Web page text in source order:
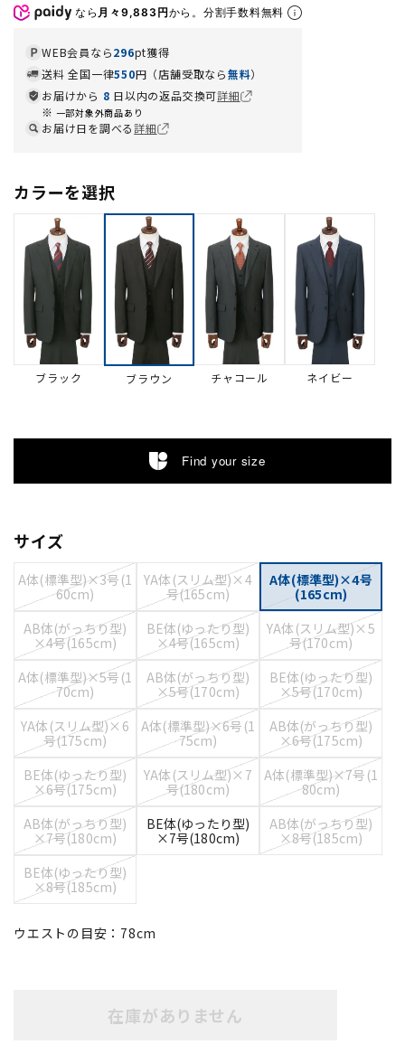
なら 月々9,883円から。分割手数料無料
WEB会員なら296pt獲得
送料 全国一律550円（店舗受取なら無料）
お届けから 8 日以内の返品交換可詳細
一部対象外商品あり
お届け日を調べる詳細
カラーを選択
ブラック ブラウン チャコール ネイビー
Find your size
サイズ
A体(標準型)×3号(1
60cm)
YA体(スリム型)×4
号(165cm)
A体(標準型)×4号
(165cm)
AB体(がっちり型)
×4号(165cm)
BE体(ゆったり型)
×4号(165cm)
YA体(スリム型)×5
号(170cm)
A体(標準型)×5号(1
70cm)
AB体(がっちり型)
×5号(170cm)
BE体(ゆったり型)
×5号(170cm)
YA体(スリム型)×6
号(175cm)
A体(標準型)×6号(1
75cm)
AB体(がっちり型)
×6号(175cm)
BE体(ゆったり型)
×6号(175cm)
YA体(スリム型)×7
号(180cm)
A体(標準型)×7号(1
80cm)
AB体(がっちり型)
×7号(180cm)
BE体(ゆったり型)
×7号(180cm)
AB体(がっちり型)
×8号(185cm)
BE体(ゆったり型)
×8号(185cm)
ウエストの目安： 78cm
在庫がありません